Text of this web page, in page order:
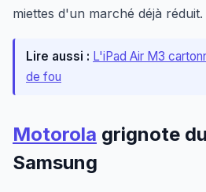
miettes d'un marché déjà réduit.
Lire aussi : L'iPad Air M3
de fou
Motorola grignote
Samsung